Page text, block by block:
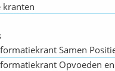
kranten
Samen
Opvoeden